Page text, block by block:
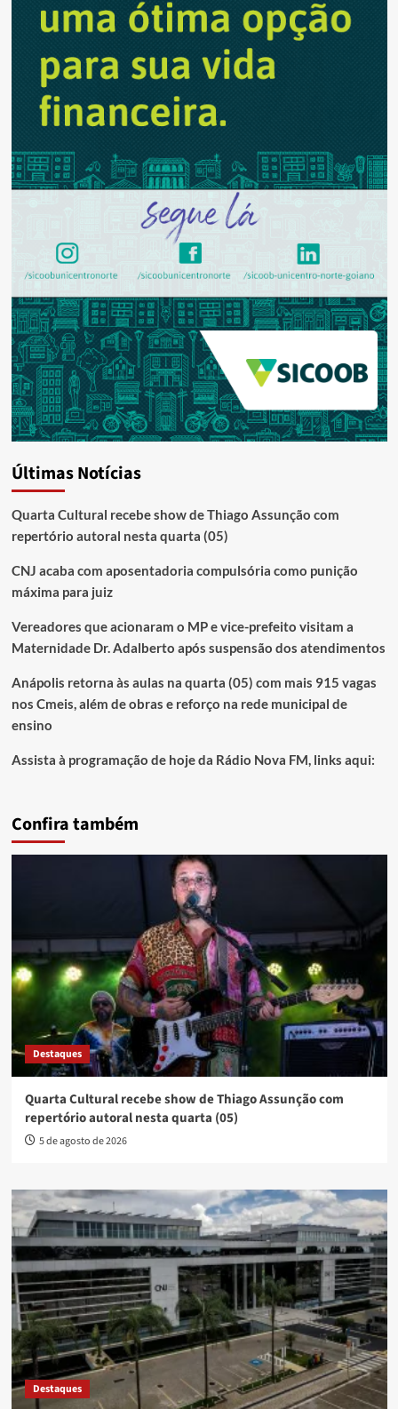
Últimas Notícias
Quarta Cultural recebe show de Thiago Assunção com
repertório autoral nesta quarta (05)
CNJ acaba com aposentadoria compulsória como punição
máxima para juiz
Vereadores que acionaram o MP e vice-prefeito visitam a
Maternidade Dr. Adalberto após suspensão dos atendimentos
Anápolis retorna às aulas na quarta (05) com mais 915 vagas
nos Cmeis, além de obras e reforço na rede municipal de
ensino
Assista à programação de hoje da Rádio Nova FM, links aqui:
Confira também
Destaques
Quarta Cultural recebe show de Thiago Assunção com
repertório autoral nesta quarta (05)
5 de agosto de 2026
Destaques